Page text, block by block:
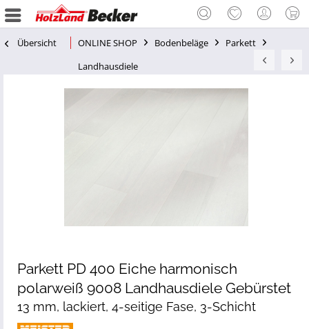
Übersicht ONLINE SHOP Bodenbeläge
Parkett
Landhausdiele
Parkett PD 400 Eiche harmonisch
polarweiß 9008 Landhausdiele Gebürstet
13 mm, lackiert, 4-seitige Fase, 3-Schicht